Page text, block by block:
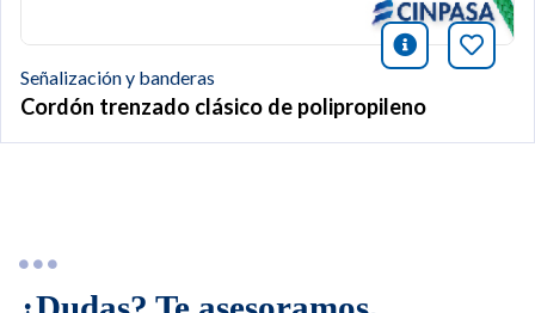
icono
Señalización y banderas
Cordón trenzado clásico de polipropileno